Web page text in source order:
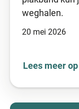
20 mei 2026
weghalen.
Lees meer